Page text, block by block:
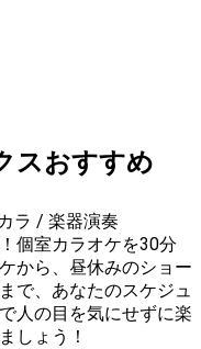
スおすすめ
ラ / 楽器演奏
個室カラオケを30分
から、昼休みのショー
で、あなたのスケジュ
人の目を気にせずに楽
しょう！